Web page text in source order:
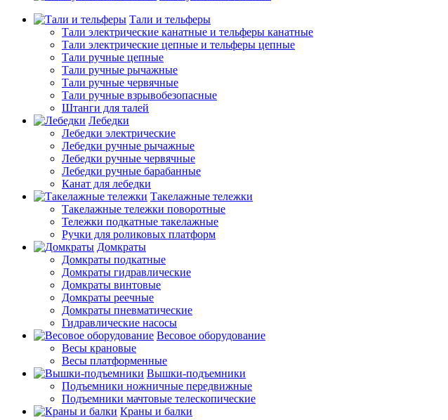
Тали и тельферы
Тали электрические канатные и тельферы канатные
Тали электрические цепные и тельферы цепные
Тали ручные цепные
Тали ручные рычажные
Тали ручные червячные
Тали ручные взрывобезопасные
Штанги для талей
Лебедки
Лебедки электрические
Лебедки ручные рычажные
Лебедки ручные червячные
Лебедки ручные барабанные
Канат для лебедки
Такелажные тележки
Такелажные тележки поворотные
Тележки подкатные такелажные
Ручки для роликовых платформ
Домкраты
Домкраты подкатные
Домкраты гидравлические
Домкраты винтовые
Домкраты реечные
Домкраты пневматические
Гидравлические насосы
Весовое оборудование
Весы крановые
Весы платформенные
Вышки-подъемники
Подъемники ножничные передвижные
Подъемники мачтовые телескопические
Краны и балки